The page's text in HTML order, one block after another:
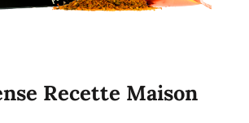
Recette Maison